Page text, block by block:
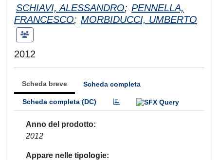
SCHIAVI, ALESSANDRO; PENNELLA,
FRANCESCO; MORBIDUCCI, UMBERTO
2012
Scheda breve Scheda completa
Scheda completa (DC)
Anno del prodotto
2012
Appare nelle tipologie